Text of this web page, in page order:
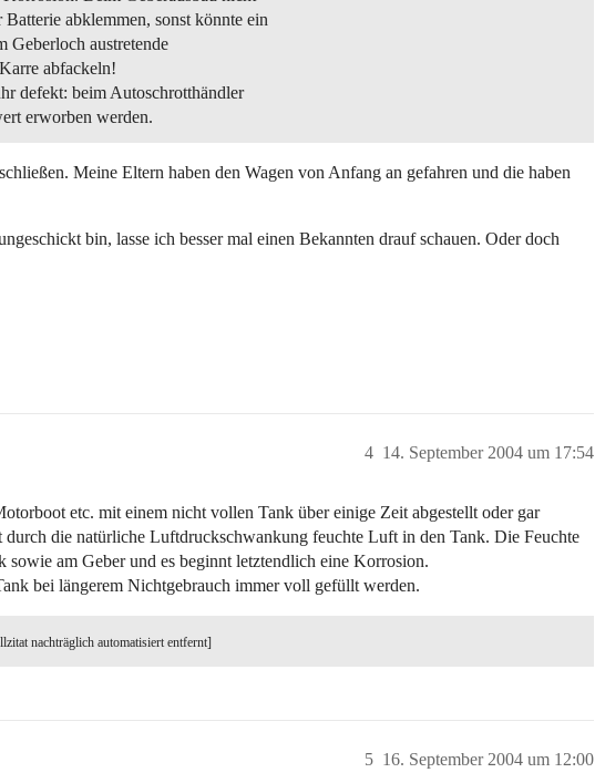
abklemmen, sonst könnte ein
Geberloch austretende
abfackeln!
defekt: beim Autoschrotthändler
erworben werden.
Meine Eltern haben den Wagen von Anfang an gefahren und die haben
bin, lasse ich besser mal einen Bekannten drauf schauen. Oder doch
14. September 2004 um 17:54
4
etc. mit einem nicht vollen Tank über einige Zeit abgestellt oder gar
die natürliche Luftdruckschwankung feuchte Luft in den Tank. Die Feuchte
sowie am Geber und es beginnt letztendlich eine Korrosion.
bei längerem Nichtgebrauch immer voll gefüllt werden.
nachträglich automatisiert entfernt]
16. September 2004 um 12:00
5